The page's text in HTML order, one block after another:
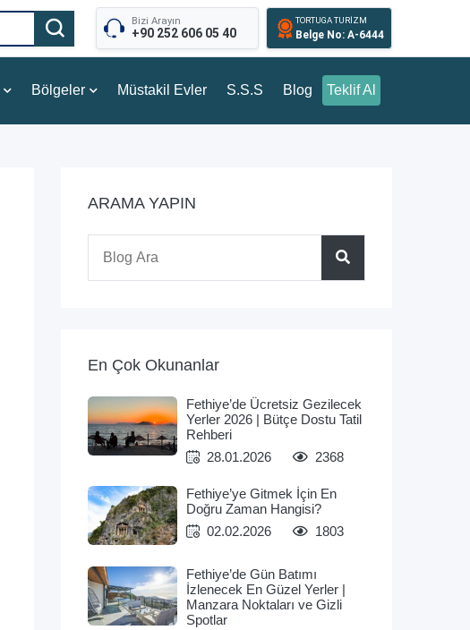
Bizi Arayın
+90 252 606 05 40
TORTUGA TURİZM
Belge No: A-6444
Bölgeler Müstakil Evler S.S.S Blog Teklif Al
ARAMA YAPIN
En Çok Okunanlar
Fethiye’de Ücretsiz Gezilecek
Yerler 2026 | Bütçe Dostu Tatil
Rehberi
28.01.2026
2368
Fethiye’ye Gitmek İçin En
Doğru Zaman Hangisi?
02.02.2026
1803
Fethiye’de Gün Batımı
İzlenecek En Güzel Yerler |
Manzara Noktaları ve Gizli
Spotlar